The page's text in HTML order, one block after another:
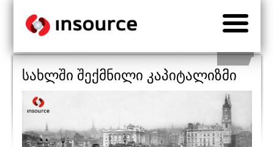
სახლში შექმნილი კაპიტალიზმი